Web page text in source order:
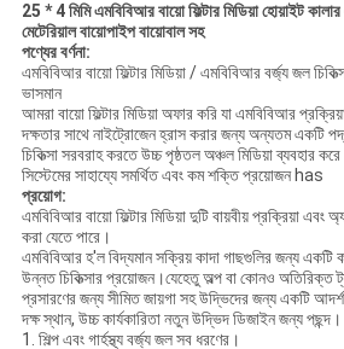
25 * 4 মিমি এমবিবিআর বায়ো ফিল্টার মিডিয়া হোয়াইট
মেটেরিয়াল বায়োপাইপ বায়োবাল সহ
পণ্যের বর্ণনা:
এমবিবিআর বায়ো ফিল্টার মিডিয়া / এমবিবিআর বর্জ্য জল
ভাসমান
আমরা বায়ো ফিল্টার মিডিয়া অফার করি যা এমবিবিআর
দক্ষতার সাথে নাইট্রোজেন হ্রাস করার জন্য অন্যতম একটি
চিকিত্সা সরবরাহ করতে উচ্চ পৃষ্ঠতল অঞ্চল মিডিয়া ব্যবহার
সিস্টেমের সাহায্যে সমর্থিত এবং কম শক্তি প্রয়োজন has
প্রয়োগ:
এমবিবিআর বায়ো ফিল্টার মিডিয়া দুটি বায়বীয় প্রক্রিয়া এবং
করা যেতে পারে।
এমবিবিআর হ'ল বিদ্যমান সক্রিয় কাদা গাছগুলির জন্য একটি
উন্নত চিকিত্সার প্রয়োজন।যেহেতু অল্প বা কোনও অতিরিক্ত
প্রসারণের জন্য সীমিত জায়গা সহ উদ্ভিদের জন্য একটি
দক্ষ স্থান, উচ্চ কার্যকারিতা নতুন উদ্ভিদ ডিজাইন জন্য পছন্দ।
1. শিল্প এবং গার্হস্থ্য বর্জ্য জল সব ধরণের।